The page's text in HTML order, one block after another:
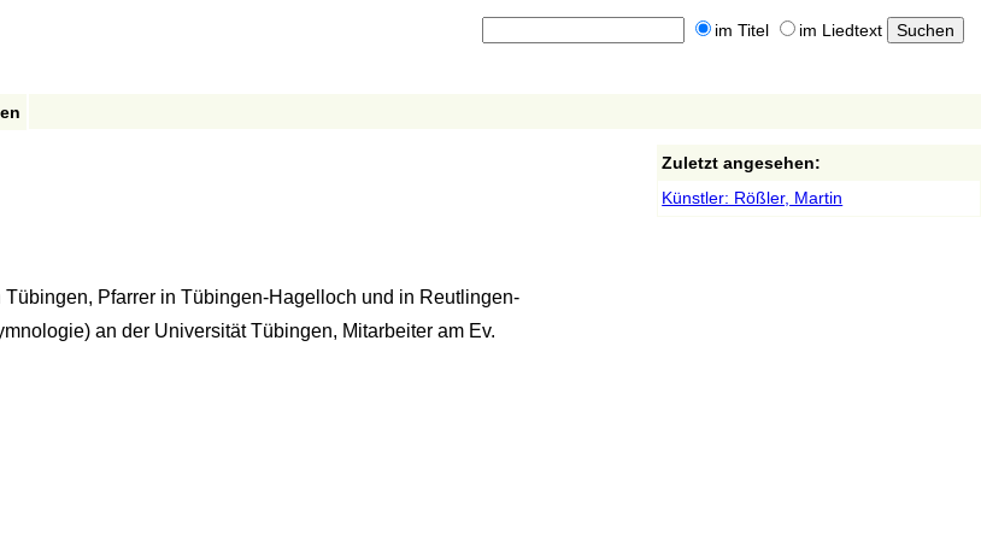
im Titel im Liedtext
Pfarrer in Tübingen-Hagelloch und in Reutlingen-
an der Universität Tübingen, Mitarbeiter am Ev.
Zuletzt angesehen:
Künstler: Rößler, Martin